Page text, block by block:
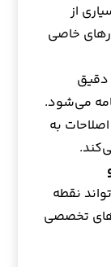
از
خاصی
دقیق
می‌شود.
اصلاحات به
نقطه
تخصصی